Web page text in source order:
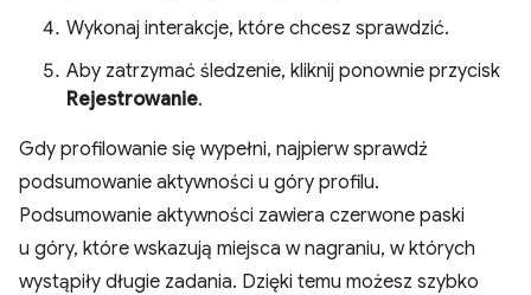
Wykonaj interakcje, które chcesz sprawdzić.
Aby zatrzymać śledzenie, kliknij ponownie przycisk
Rejestrowanie.
Gdy profilowanie się wypełni, najpierw sprawdź
podsumowanie aktywności u góry profilu.
Podsumowanie aktywności zawiera czerwone paski
u góry, które wskazują miejsca w nagraniu, w których
wystąpiły długie zadania. Dzięki temu możesz szybko